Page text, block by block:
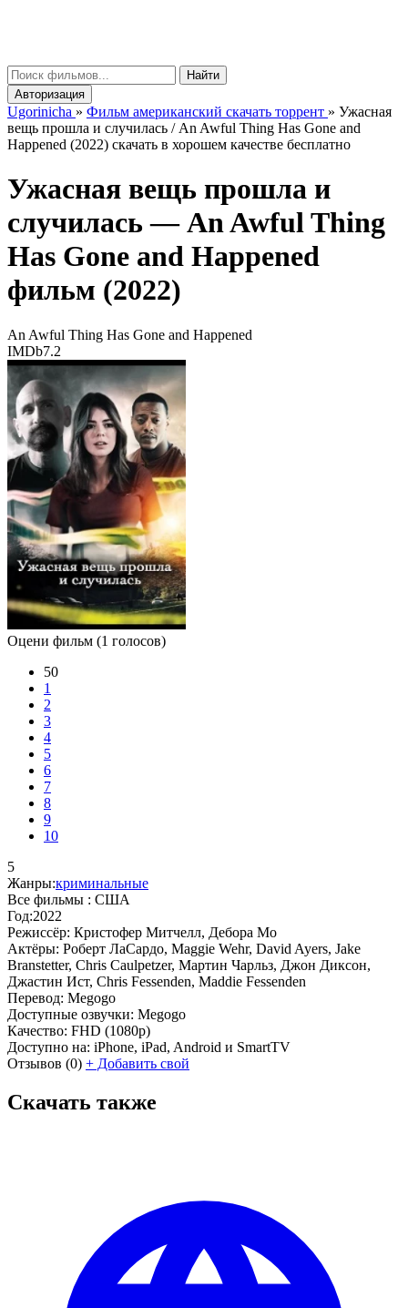
Найти
Авторизация
Ugorinicha » Фильм американский скачать торрент » Ужасная
вещь прошла и случилась / An Awful Thing Has Gone and
Happened (2022) скачать в хорошем качестве бесплатно
Ужасная вещь прошла и
случилась —An Awful Thing
Has Gone and Happened
фильм (2022)
An Awful Thing Has Gone and Happened
IMDb7.2
Оцени фильм (1 голосов)
50
1
2
3
4
5
6
7
8
9
10
5
Жанры:криминальные
Все фильмы : США
Год:2022
Режиссёр: Кристофер Митчелл, Дебора Мо
Актёры: Роберт ЛаСардо, Maggie Wehr, David Ayers, Jake
Branstetter, Chris Caulpetzer, Мартин Чарльз, Джон Диксон,
Джастин Ист, Chris Fessenden, Maddie Fessenden
Перевод: Megogo
Доступные озвучки: Megogo
Качество: FHD (1080p)
Доступно на: iPhone, iPad, Android и SmartTV
Отзывов (0) + Добавить свой
Скачать также